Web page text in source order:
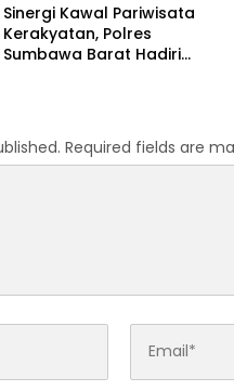
Sinergi Kawal Pariwisata
Kerakyatan, Polres
Sumbawa Barat Hadiri
Suntuk” Required fields are